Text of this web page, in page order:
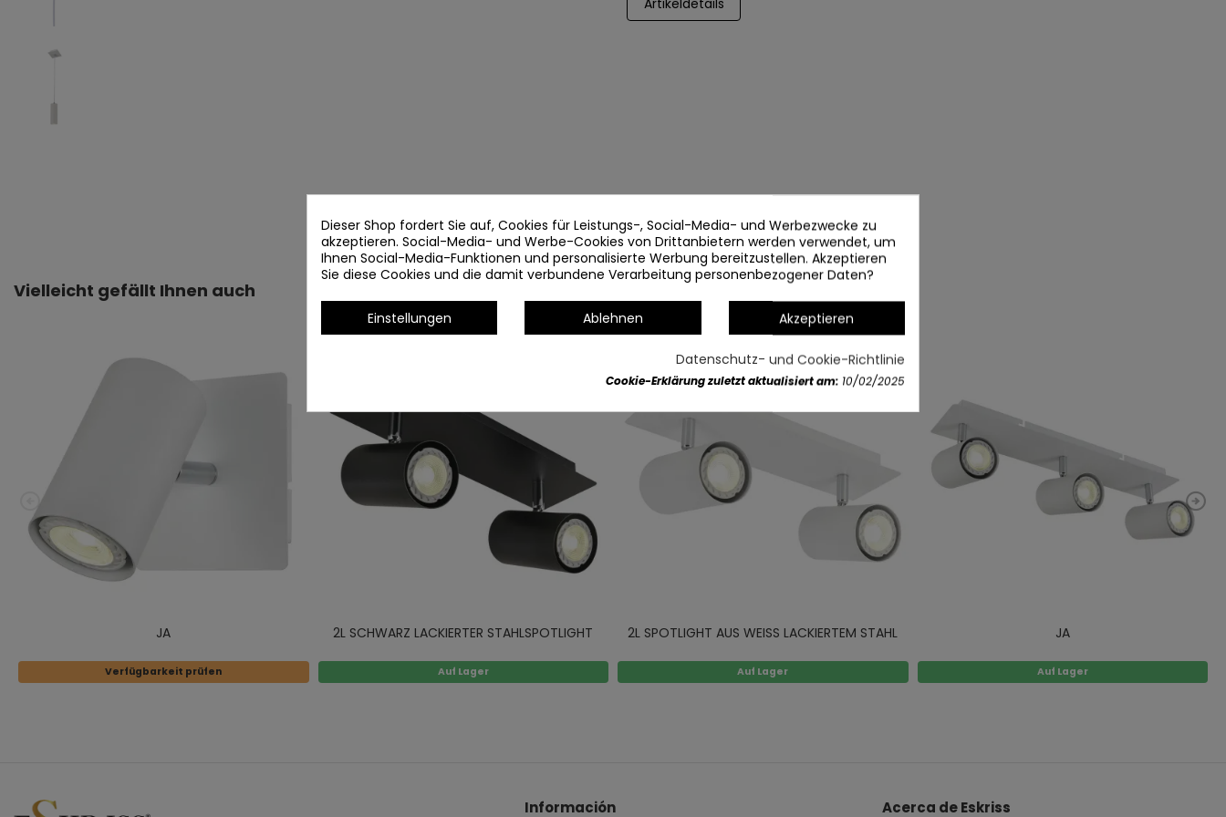
Vielleicht gefällt Ihnen auch
JA
Verfügbarkeit prüfen
2L SCHWARZ LACKIERTER STAHLSPOTLIGHT
Auf Lager
2L SPOTLIGHT AUS WEISS LACKIERTEM STAHL
Auf Lager
JA
Auf Lager
Información Acerca de Eskriss
Dieser Shop fordert Sie auf, Cookies für Leistungs-, Social-Media- und Werbezwecke zu
akzeptieren. Social-Media- und Werbe-Cookies von Drittanbietern werden verwendet, um
Ihnen Social-Media-Funktionen und personalisierte Werbung bereitzustellen. Akzeptieren
Sie diese Cookies und die damit verbundene Verarbeitung personenbezogener Daten?
Einstellungen Ablehnen Akzeptieren
Datenschutz- und Cookie-Richtlinie
Cookie-Erklärung zuletzt aktualisiert am: 10/02/2025